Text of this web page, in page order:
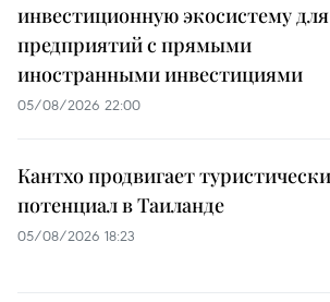
инвестиционную экосистему для
предприятий с прямыми
иностранными инвестициями
05/08/2026 22:00
Кантхо продвигает
потенциал в Таиланде
05/08/2026 18:23